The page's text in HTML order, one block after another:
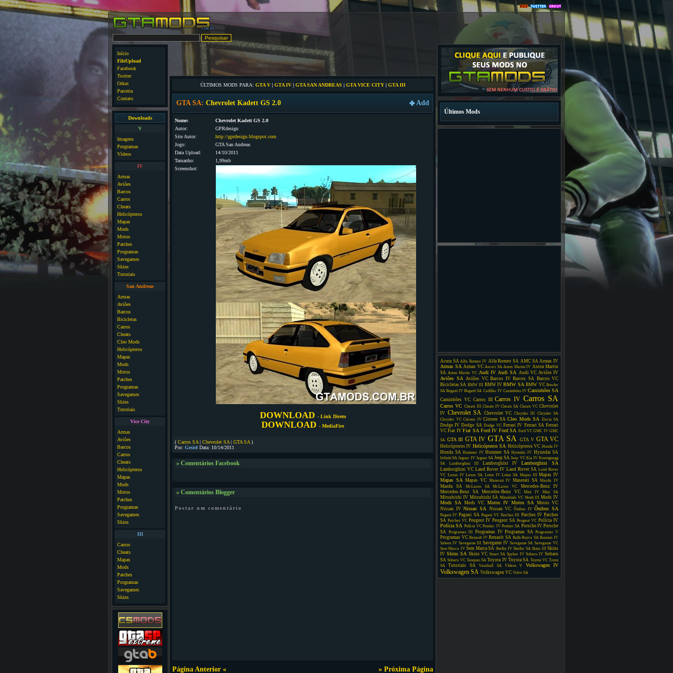
Início
FileUpload
Facebook
Twitter
Orkut
Parceria
Contato
Downloads
V
Imagens
Programas
Vídeos
IV
Armas
Aviões
Barcos
Carros
Cheats
Helicópteros
Mapas
Mods
Motos
Patches
Programas
Savegames
Skins
Tutoriais
San Andreas
Armas
Aviões
Barcos
Bicicletas
Carros
Cheats
Cleo Mods
Helicópteros
Mapas
Mods
Motos
Patches
Programas
Savegames
Skins
Tutoriais
Vice City
Armas
Aviões
Barcos
Carros
Cheats
Helicópteros
Mapas
Mods
Motos
Patches
Programas
Savegames
Skins
III
Carros
Cheats
Mapas
Mods
Patches
Programas
Savegames
Skins
ÚLTIMOS MODS PARA: GTA V| GTA IV| GTA SAN ANDREAS | GTA VICE CITY| GTA III
GTA SA: Chevrolet Kadett GS 2.0 Add
Nome:
Chevrolet Kadett GS 2.0
Autor:
GPRdesign
Site Autor:
http://gprdesign.blogspot.com
Jogo:
GTA San Andreas
Data Upload:
14/10/2011
Tamanho:
1,99mb
Screenshot:
DOWNLOAD - Link Direto
DOWNLOAD- MediaFire
( Carros SA | Chevrolet SA | GTA SA )
Por: Gesiel Data: 10/14/2011
» Comentários Facebook
» Comentários Blogger
Postar um comentário
Página Anterior « » Próxima Página
Últimos Mods
Acura SA Alfa Romeo IV Alfa Romeo SA AMC SA Armas IV
Armas SA Armas VC Ascari SA Aston Martin IV Aston Martin
SA Aston Martin VC Audi IV Audi SA Audi VC Aviões IV
Aviões SA Aviões VC Barcos IV Barcos SA Barcos VC
Bicicletas SA BMW III BMW IV BMW SA BMW VC Bowler
SA Bugatti IV Bugatti SA Cadillac IV Caminhões IV Caminhões SA
Caminhões VC Carros III Carros IV Carros SA
Carros VC Cheats III Cheats IV Cheats SA Cheats VC Chevrolet
IV Chevrolet SA Chevrolet VC Chrysler III Chrysler SA
Chrysler VC Citroen IV Citroen SA Cleo Mods SA Dacia SA
Dodge IV Dodge SA Dodge VC Ferrari IV Ferrari SA Ferrari
VC Fiat IV Fiat SA Ford IV Ford SA Ford VC GMC IV GMC
SA GTA III GTA IV GTA SA GTA V GTA VC
Helicópteros IV Helicópteros SA Helicópteros VC Honda IV
Honda SA Hummer IV Hummer SA Hyundai IV Hyundai SA
Infiniti SA Jaguar IV Jaguar SA Jeep SA Jeep VC Kia IV Koenigsegg
SA
Lamborghini III Lamborghini IV Lamborghini SA
Lamborghini VC Land Rover IV Land Rover SA Land Rover
VC Lexus IV Lexus SA Lotus IV Lotus SA Mapas III Mapas IV
Mapas SA Mapas VC Maserati IV Maserati SA Mazda IV
Mazda SA McLaren SA McLaren VC
Mercedes-Benz IV
Mercedes-Benz SA
Mercedes-Benz VC Mini IV Mini SA
Mitsubishi IV Mitsubishi SA Mitsubishi VC Mods III Mods IV
Mods SA Mods VC Motos IV Motos SA
Motos VC
Nissan IV Nissan SA Nissan VC Ônibus IV Ônibus SA
Pagani IV Pagani SA Pagani VC Patches III Patches IV Patches
SA Patches VC Peugeot IV Peugeot SA Peugeot VC Polícia IV
Polícia SA Polícia VC Pontiac IV Pontiac SA Porsche IV Porsche
SA Programas III Programas IV Programas SA Programas V
Programas VC Renault IV Renault SA Rolls Royce SA Rossion IV
Saleen IV Savegame III Savegame IV Savegame SA Savegame VC
Sem Marca IV Sem Marca SA Shelby IV Shelby SA Skins III Skins
IV Skins SA Skins VC Smart SA Spyker IV Subaru IV Subaru
SA Subaru VC Tanques SA Toyota IV Toyota SA Toyota VC Trens
SA
Tutoriais SA Vauxhall SA Vídeos V Volkswagen IV
Volkswagen SA Volkswagen VC Volvo SA